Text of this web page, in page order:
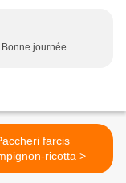
journée
farcis
champignon-ricotta >